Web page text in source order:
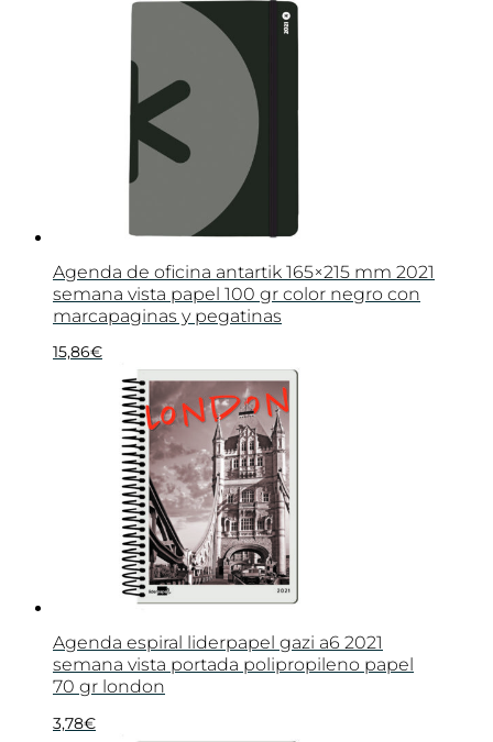
Agenda de oficina antartik 165×215 mm 2021
semana vista papel 100 gr color negro con
marcapaginas y pegatinas
15,86€
Agenda espiral liderpapel gazi a6 2021
semana vista portada polipropileno papel
70 gr london
3,78€